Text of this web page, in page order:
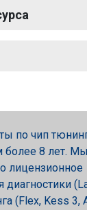
по чип
более 8 лет. Мы
лицензионное
(Flex, Kess 3,